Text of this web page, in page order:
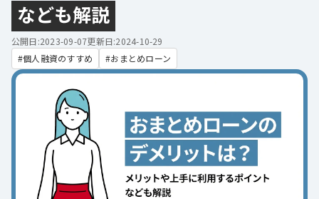
なども解説
公開日:2023-09-07更新日:2024-10-29
個人融資のすすめ
おまとめローン